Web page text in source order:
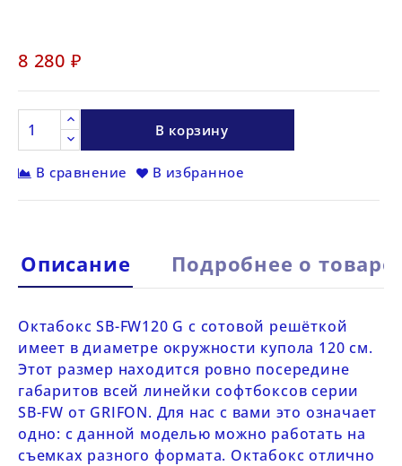
8 280 ₽
В корзину
В сравнение В избранное
Описание Подробнее о товаре
ОктабоксSB-FW120 G с сотовой решёткой
имеет в диаметре окружности купола 120 см.
Этот размер находится ровно посередине
габаритов всей линейки софтбоксов серии
SB-FW от GRIFON. Для нас с вами это означает
одно: с данной моделью можно работать на
съемках разного формата. Октабокс отлично